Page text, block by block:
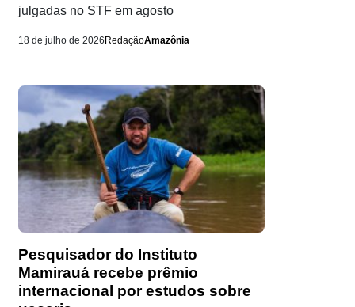
julgadas no STF em agosto
18 de julho de 2026 RedaçãoAmazônia
Pesquisador do Instituto
Mamirauá recebe prêmio
internacional por estudos sobre